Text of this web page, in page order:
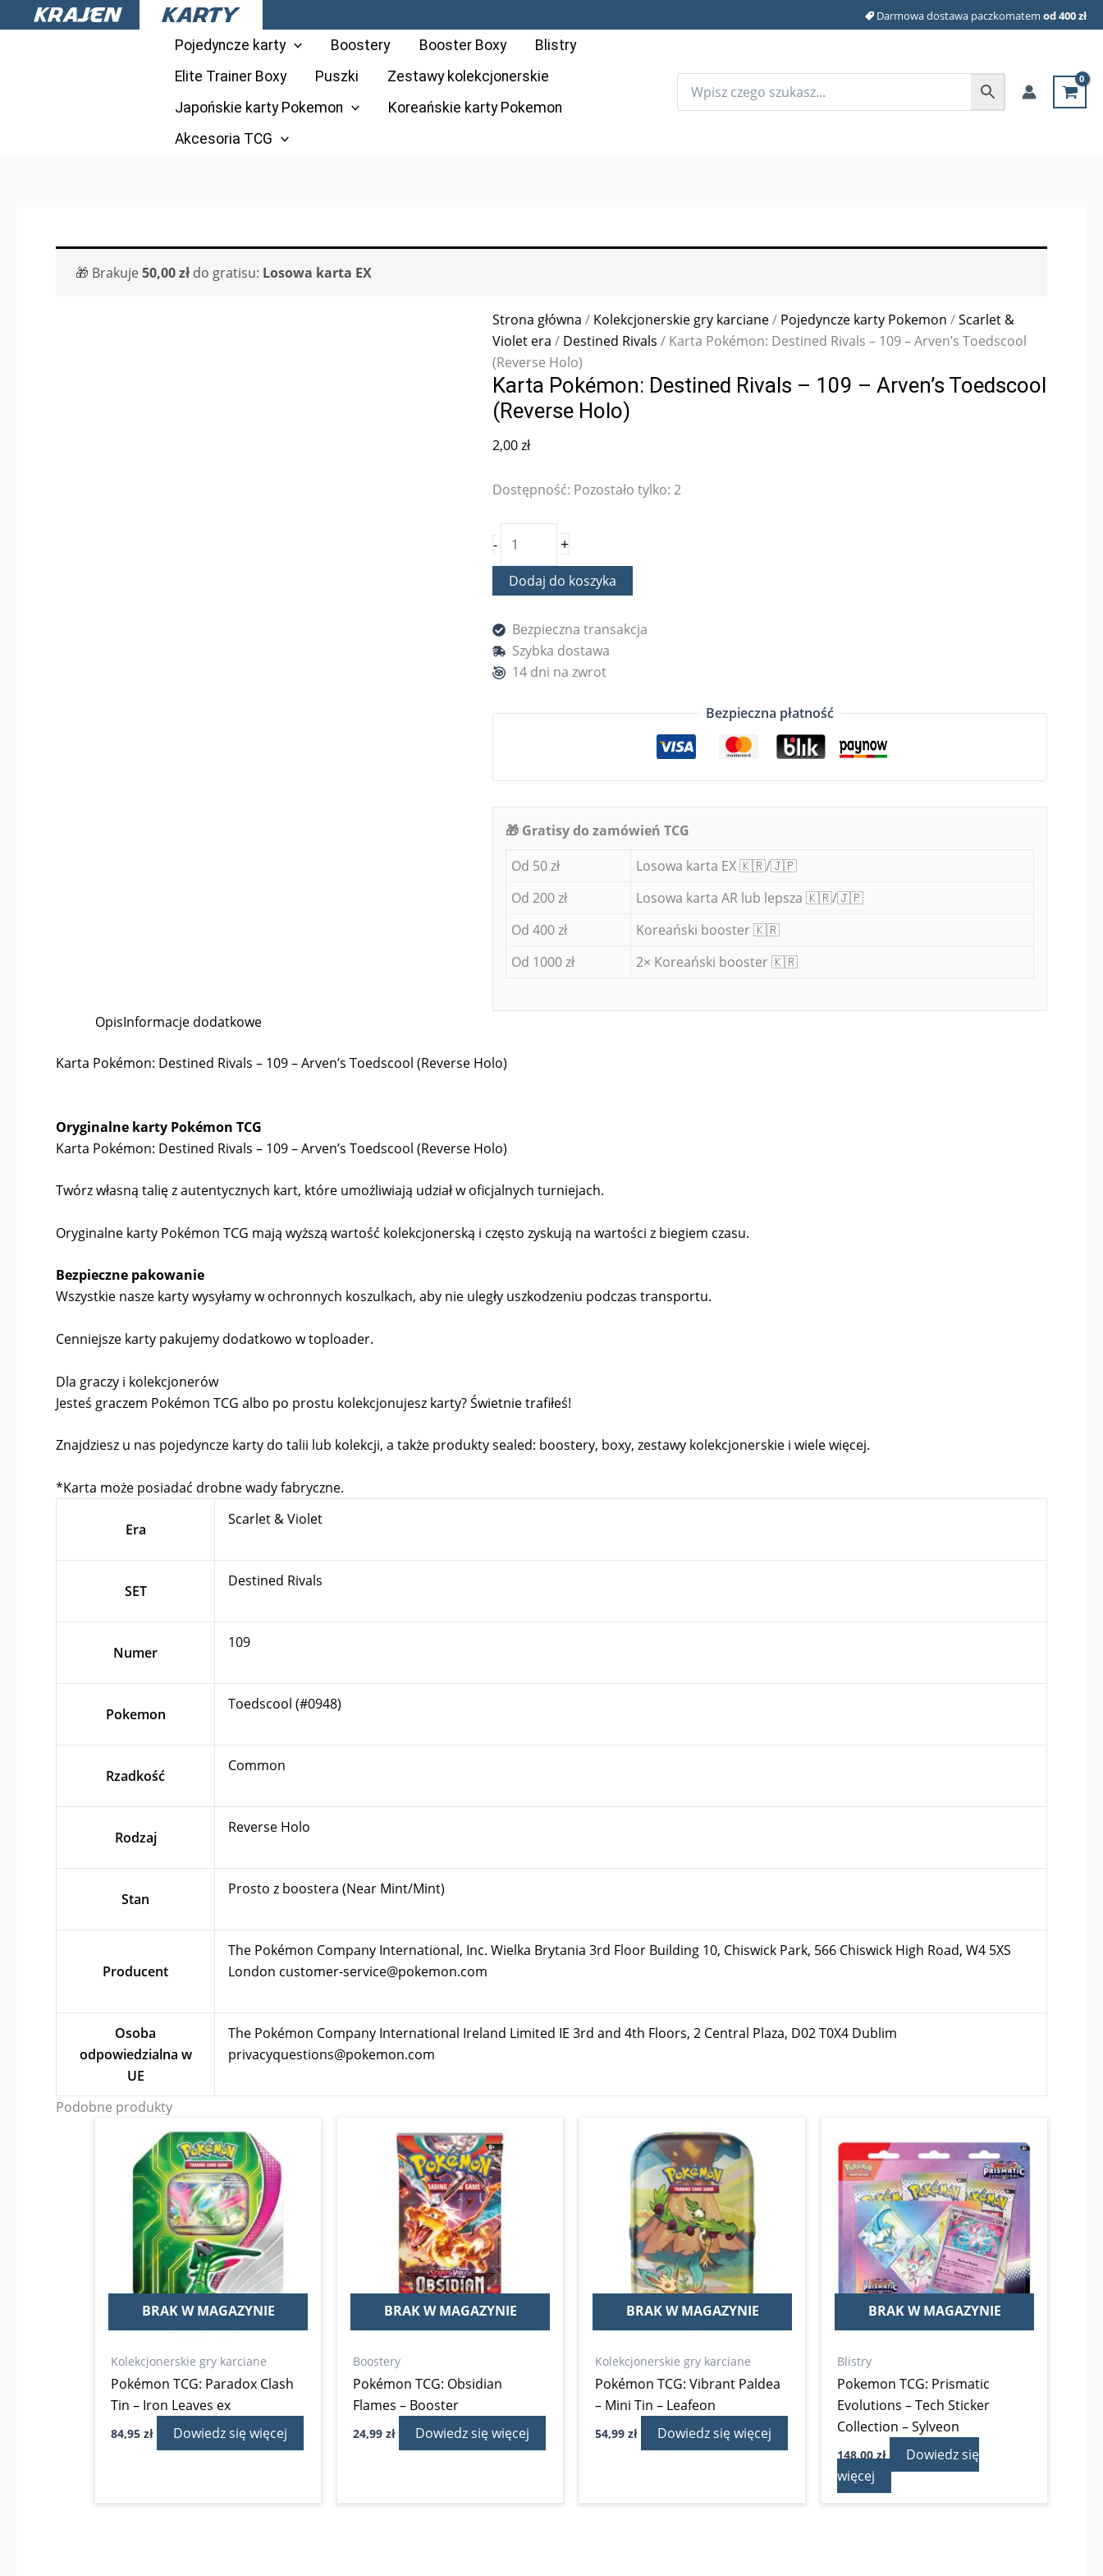
Przejdź
do
Darmowa dostawa paczkomatem od 400 zł
Pojedyncze karty Boostery Booster Boxy
Blistry
Elite Trainer Boxy
Puszki
Zestawy kolekcjonerskie
Japońskie karty Pokemon
Koreańskie karty Pokemon
Akcesoria TCG
🎁 Brakuje 50,00zł do gratisu: Losowa karta EX
Strona główna / Kolekcjonerskie gry karciane/ Pojedyncze karty Pokemon /Scarlet &
Violet era / Destined Rivals / Karta Pokémon: Destined Rivals – 109 – Arven’s Toedscool
(Reverse Holo)
Karta Pokémon: Destined Rivals – 109 – Arven’s Toedscool
(Reverse Holo)
2,00zł
Dostępność: Pozostało tylko: 2
-
Karta
Pokémon:
Destined
-
Holo)
+
Dodaj do koszyka
Bezpieczna transakcja
Szybka dostawa
14 dni na zwrot
Bezpieczna płatność
🎁 Gratisy do zamówień TCG
Od 50 zł
Losowa karta EX 🇰🇷/🇯🇵
Od 200 zł
Losowa karta AR lub lepsza 🇰🇷/🇯🇵
Od 400 zł
Koreański booster 🇰🇷
Od 1000 zł
2× Koreański booster 🇰🇷
OpisInformacje dodatkowe
Karta Pokémon: Destined Rivals – 109 – Arven’s Toedscool (Reverse Holo)
Oryginalne karty Pokémon TCG
Karta Pokémon: Destined Rivals – 109 – Arven’s Toedscool (Reverse Holo)
Twórz własną talię z autentycznych kart, które umożliwiają udział w oficjalnych turniejach.
Oryginalne karty Pokémon TCG mają wyższą wartość kolekcjonerską i często zyskują na wartości z biegiem czasu.
Bezpieczne pakowanie
Wszystkie nasze karty wysyłamy w ochronnych koszulkach, aby nie uległy uszkodzeniu podczas transportu.
Cenniejsze karty pakujemy dodatkowo w toploader.
Dla graczy i kolekcjonerów
Jesteś graczem Pokémon TCG albo po prostu kolekcjonujesz karty? Świetnie trafiłeś!
Znajdziesz u nas pojedyncze karty do talii lub kolekcji, a także produkty sealed: boostery, boxy, zestawy kolekcjonerskie i wiele więcej.
*Karta może posiadać drobne wady fabryczne.
Era
Scarlet & Violet
SET
Destined Rivals
Numer
109
Pokemon
Toedscool (#0948)
Rzadkość
Common
Rodzaj
Reverse Holo
Stan
Prosto z boostera (Near Mint/Mint)
Producent
The Pokémon Company International, Inc. Wielka Brytania 3rd Floor Building 10, Chiswick Park, 566 Chiswick High Road, W4 5XS
London customer-service@pokemon.com
Osoba
odpowiedzialna w
UE
The Pokémon Company International Ireland Limited IE 3rd and 4th Floors, 2 Central Plaza, D02 T0X4 Dublim
privacyquestions@pokemon.com
Podobne produkty
BRAK W MAGAZYNIE
Kolekcjonerskie gry karciane
Pokémon TCG: Paradox Clash
Tin – Iron Leaves ex
84,95zł Dowiedz się więcej
BRAK W MAGAZYNIE
Boostery
Pokémon TCG: Obsidian
Flames – Booster
24,99zł Dowiedz się więcej
BRAK W MAGAZYNIE
Kolekcjonerskie gry karciane
Pokémon TCG: Vibrant Paldea
– Mini Tin – Leafeon
54,99zł Dowiedz się więcej
BRAK W MAGAZYNIE
Blistry
Pokemon TCG: Prismatic
Evolutions – Tech Sticker
Collection – Sylveon
148,00zł
Dowiedz się
więcej